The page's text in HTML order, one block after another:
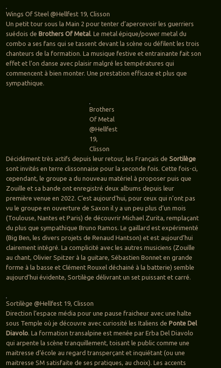
Wings Of Steel @Hellfest 19, Clisson
Un petit tour sous la Main 2 pour tenter d’apercevoir les guerriers
suédois de Brothers Of Metal. Le metal épique/power metal du
combo a ses fans qui se tassent devant la scène ou défilent les trois
chanteurs de la formation. La musique festive et entrainante fait son
effet et l’on danse avec plaisir malgré les températures qui
commencent à bien monter. Une prestation efficace et plus que
sympathique.
Brothers
Of Metal
@Hellfest
19,
Clisson
Décidément très actifs depuis leur retour, les Français de Sortilège
sont invités en terre clissonnaise pour la seconde fois. Cette fois-ci,
cependant, le groupe a du nouveau matériel à proposer puis que
Zouille et sa bande ont enregistré deux albums depuis leur
première venue en 2022. C’est aujourd’hui, pour ceux qui n’ont pas
vu le groupe en ouverture de Saxon il y a un peu plus d’un mois
(Toulouse, Nantes et Paris) de découvrir Michael Zurita, remplaçant
du plus que sympathique Bruno Ramos. Le gaillard est expérimenté
(Big Ben, les divers projets de Renaud Hantson) et est aujourd’hui
clairement intégré. La complicité avec les autres musiciens (Zouille
au chant, Olivier Spitzer à la guitare, Sébastien Bonnet en grande
forme à la basse et Clément Rouxel déchainé à la batterie) semble
aujourd’hui évidente, Sortilège délivrant un set puissant et carré.
Sortilège @Hellfest 19, Clisson
Direction l’espace média pour une pause fraicheur avec une halte
sous Temple où je découvre avec curiosité les Italiens de Ponte Del
Diavolo. La formation transalpine est menée par Erba Del Diavolo
qui arpente la scène tranquillement, toisant le public comme une
maitresse d’école au regard transperçant et inquiétant (ou une
maitresse SM satisfaite de ses pratiques, au choix). Les accents